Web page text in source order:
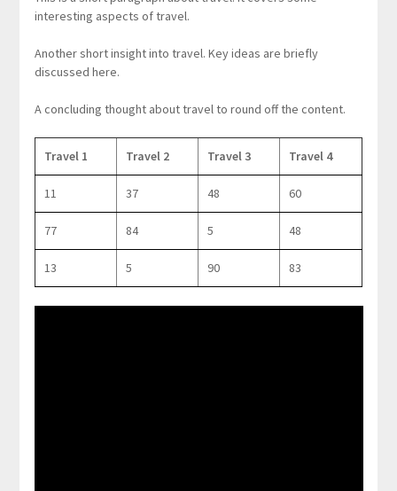
interesting aspects of travel.
Another short insight into travel. Key ideas are briefly
discussed here.
A concluding thought about travel to round off the content.
Travel 1 Travel 2 Travel 3 Travel 4
11 37 48 60
77 84 5 48
13 5 90 83